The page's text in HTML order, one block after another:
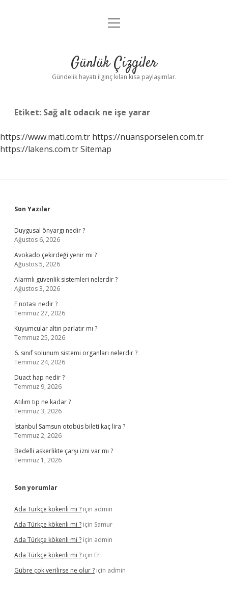
Anasayfa
Yasal Uyarı
menüyü
Günlük Çizgiler
Gündelik hayatı ilginç kılan kısa paylaşımlar.
Etiket: Sağ alt odacık ne işe yarar
https://www.mati.com.tr https://nuansporselen.com.tr
https://lakens.com.trSitemap
Sidebar
Son Yazılar
Duygusal önyargı nedir ?
Ağustos 6, 2026
Avokado çekirdeği yenir mi ?
Ağustos 5, 2026
Alarmlı güvenlik sistemleri nelerdir ?
Ağustos 3, 2026
F notası nedir ?
Temmuz 27, 2026
Kuyumcular altın parlatır mı ?
Temmuz 25, 2026
6. sınıf solunum sistemi organları nelerdir ?
Temmuz 24, 2026
Duact hap nedir ?
Temmuz 9, 2026
Atılım tıp ne kadar ?
Temmuz 3, 2026
İstanbul Samsun otobüs bileti kaç lira ?
Temmuz 2, 2026
Bedelli askerlikte çarşı izni var mı ?
Temmuz 1, 2026
Son yorumlar
Ada Türkçe kökenli mi ? için admin
Ada Türkçe kökenli mi ? için Samur
Ada Türkçe kökenli mi ? için admin
Ada Türkçe kökenli mi ? için Er
Gübre çok verilirse ne olur ? için admin